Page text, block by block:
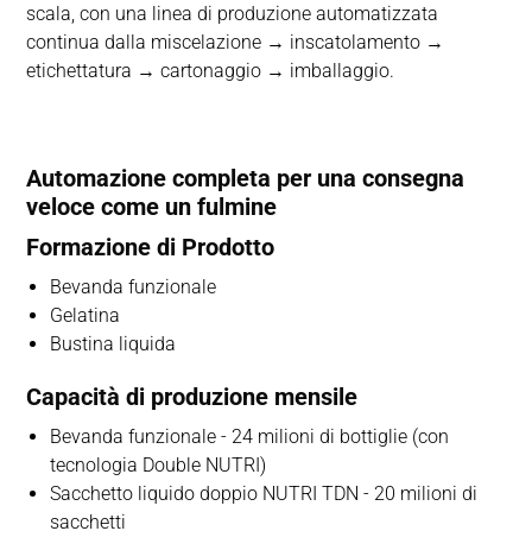
scala, con una linea di produzione automatizzata
continua dalla miscelazione → inscatolamento →
etichettatura → cartonaggio → imballaggio.
Automazione completa per una consegna
veloce come un fulmine
Formazione di Prodotto
Bevanda funzionale
Gelatina
Bustina liquida
Capacità di produzione mensile
Bevanda funzionale - 24 milioni di bottiglie (con
tecnologia Double NUTRI)
Sacchetto liquido doppio NUTRI TDN - 20 milioni di
sacchetti